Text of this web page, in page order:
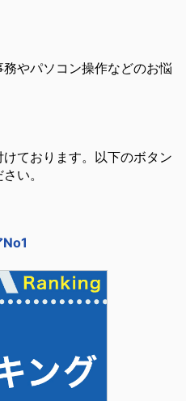
やパソコン操作などのお悩
ております。以下のボタン
い。